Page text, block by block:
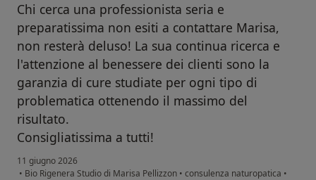
Chi cerca una professionista seria e
preparatissima non esiti a contattare Marisa,
non resterà deluso! La sua continua ricerca e
l'attenzione al benessere dei clienti sono la
garanzia di cure studiate per ogni tipo di
problematica ottenendo il massimo del
risultato.
Consigliatissima a tutti!
11 giugno 2026
• Bio Rigenera Studio di Marisa Pellizzon • consulenza naturopatica •